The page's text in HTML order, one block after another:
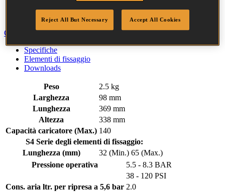
Impugnatura sagomata
Chiudi
Specifiche
Elementi di fissaggio
Downloads
Peso
2.5 kg
Larghezza
98 mm
Lunghezza
369 mm
Altezza
338 mm
Capacità caricatore (Max.) 140
S4 Serie degli elementi di fissaggio:
Lunghezza (mm)
32 (Min.) 65 (Max.)
Pressione operativa
5.5 - 8.3 BAR
38 - 120 PSI
Cons. aria ltr. per ripresa a 5,6 bar 2.0
Reject All But Necessary Accept All Cookies